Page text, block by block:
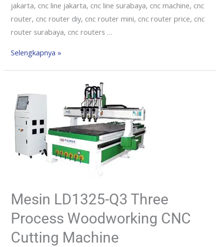
jakarta, cnc line jakarta, cnc line surabaya, cnc machine, cnc
router, cnc router diy, cnc router mini, cnc router price, cnc
router surabaya, cnc routers …
Selengkapnya »
Mesin LD1325-Q3 Three
Process Woodworking CNC
Cutting Machine